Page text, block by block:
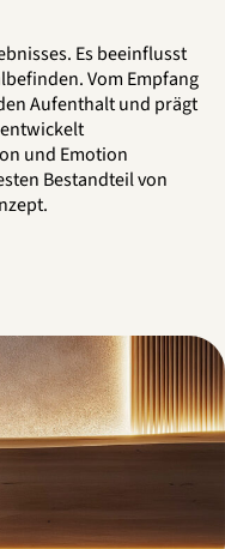
Es beeinflusst
Vom Empfang
Aufenthalt und prägt
und Emotion
Bestandteil von